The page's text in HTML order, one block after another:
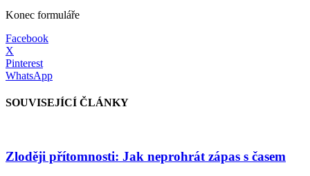
Konec formuláře
Facebook
X
Pinterest
WhatsApp
SOUVISEJÍCÍ ČLÁNKY
Zloději přítomnosti: Jak neprohrát zápas s časem